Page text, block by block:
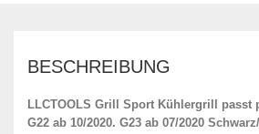
BESCHREIBUNG
LLCTOOLS Grill Sport Kühlergrill passt
G22 ab 10/2020. G23 ab 07/2020